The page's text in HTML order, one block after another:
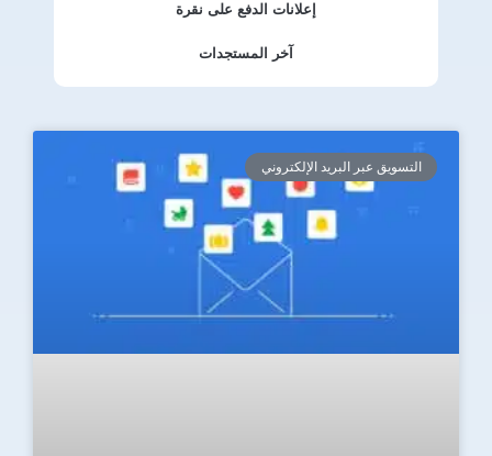
إعلانات الدفع على نقرة
آخر المستجدات
التسويق عبر البريد الإلكتروني